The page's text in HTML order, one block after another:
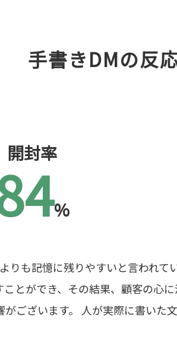
手書きDMの反
開封率
%
りも記憶に残りやすいと言われ
とができ、その結果、顧客の心
ございます。 人が実際に書い